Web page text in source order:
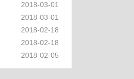
2018-03-01
2018-03-01
2018-02-18
2018-02-18
2018-02-05